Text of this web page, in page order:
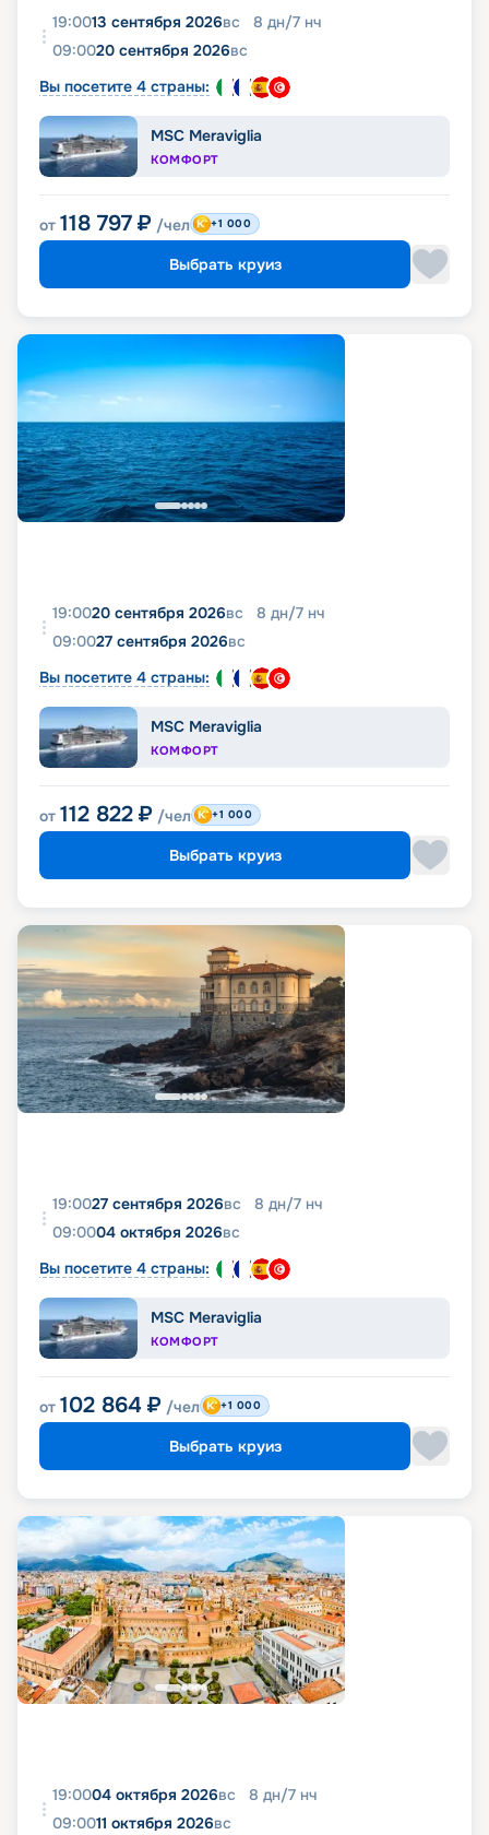
19:0013 сентября 2026вс 8 дн/7 нч
09:0020 сентября 2026вс
Вы посетите 4 страны:
MSC Meraviglia
КОМФОРТ
от 118 797 ₽ /чел +1 000
Выбрать круиз
19:0020 сентября 2026вс 8 дн/7 нч
09:0027 сентября 2026вс
Вы посетите 4 страны:
MSC Meraviglia
КОМФОРТ
от 112 822 ₽ /чел +1 000
Выбрать круиз
19:0027 сентября 2026вс 8 дн/7 нч
09:0004 октября 2026вс
Вы посетите 4 страны:
MSC Meraviglia
КОМФОРТ
от 102 864 ₽ /чел +1 000
Выбрать круиз
19:0004 октября 2026вс 8 дн/7 нч
09:0011 октября 2026вс